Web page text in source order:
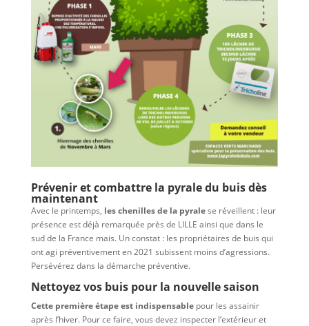
Prévenir et combattre la pyrale du buis dès
maintenant
Avec le printemps, les chenilles de la pyralese réveillent : leur
présence est déjà remarquée près de LILLE ainsi que dans le
sud de la France mais. Un constat : les propriétaires de buis qui
ont agi préventivement en 2021 subissent moins d’agressions.
Persévérez dans la démarche préventive.
Nettoyez vos buis pour la nouvelle saison
Cette première étape est indispensablepour les assainir
après l’hiver. Pour ce faire, vous devez inspecter l’extérieur et